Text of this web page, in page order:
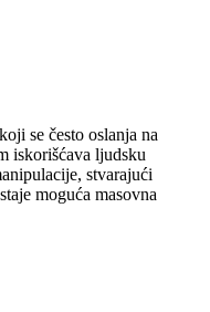
se često oslanja na
iskorišćava ljudsku
stvarajući
moguća masovna